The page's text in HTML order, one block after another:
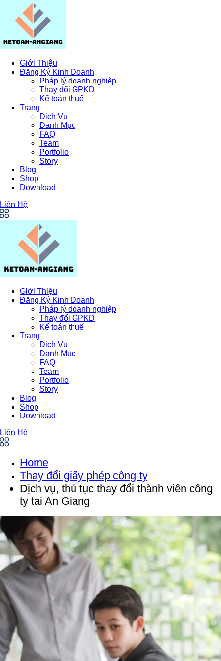
Giới Thiệu
Đăng Ký Kinh Doanh
Pháp lý doanh nghiệp
Thay đổi GPKD
Kế toán thuế
Trang
Dịch Vụ
Danh Mục
FAQ
Team
Portfolio
Story
Blog
Shop
Download
Liên Hệ
Giới Thiệu
Đăng Ký Kinh Doanh
Pháp lý doanh nghiệp
Thay đổi GPKD
Kế toán thuế
Trang
Dịch Vụ
Danh Mục
FAQ
Team
Portfolio
Story
Blog
Shop
Download
Liên Hệ
Home
Thay đổi giấy phép công ty
Dịch vụ, thủ tục thay đổi thành viên công
ty tại An Giang